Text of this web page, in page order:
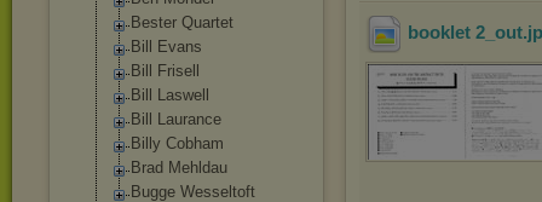
Bester Quartet
Bill Evans
Bill Frisell
Bill Laswell
Bill Laurance
Billy Cobham
Brad Mehldau
Bugge Wesseltoft
booklet 2_out